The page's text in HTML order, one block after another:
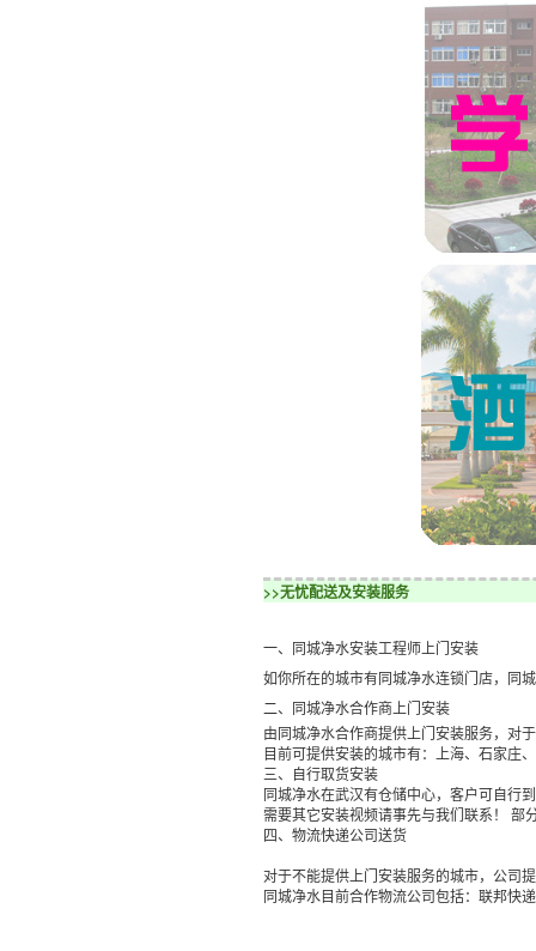
>>无忧配送及安装服务
一、同城净水安装工程师上门安装
如你所在的城市有同城净水连锁门店，同
二、同城净水合作商上门安装
由同城净水合作商提供上门安装服务，对
目前可提供安装的城市有：上海、石家庄
三、自行取货安装
同城净水在武汉有仓储中心，客户可自行
需要其它安装视频请事先与我们联系！ 部
四、物流快递公司送货
对于不能提供上门安装服务的城市，公司
同城净水目前合作物流公司包括：联邦快